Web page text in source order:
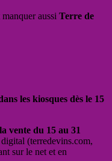
aussi Terre de
les kiosques dès le 15
vente du 15 au 31
(terredevins.com,
sur le net et en